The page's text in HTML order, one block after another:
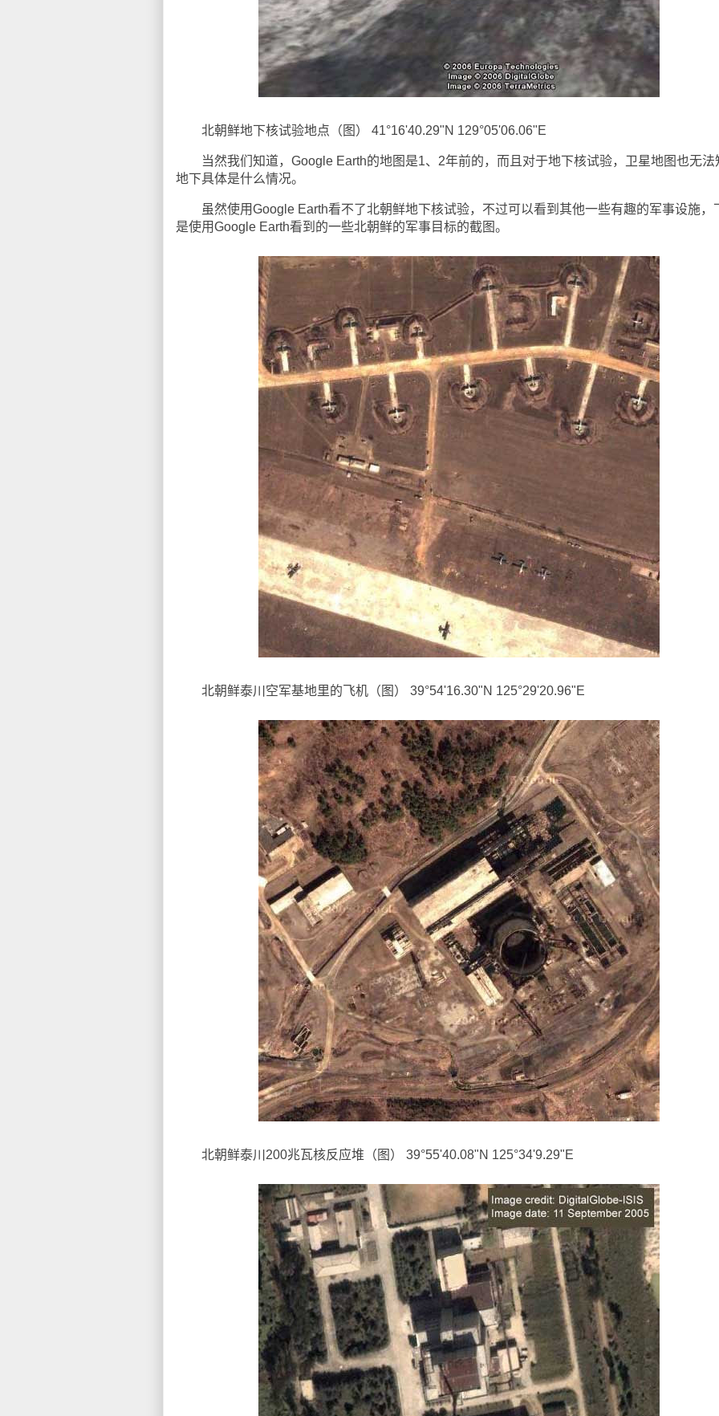
北朝鲜地下核试验地点（图） 41°16'40.29"N 129°05'06.06"E
当然我们知道，Google Earth的地图是1、2年前的，而且对于地下核试验，卫星地图也无法
地下具体是什么情况。
虽然使用Google Earth看不了北朝鲜地下核试验，不过可以看到其他一些有趣的军事设施，
是使用Google Earth看到的一些北朝鲜的军事目标的截图。
北朝鲜泰川空军基地里的飞机（图） 39°54'16.30"N 125°29'20.96"E
北朝鲜泰川200兆瓦核反应堆（图） 39°55'40.08"N 125°34'9.29"E